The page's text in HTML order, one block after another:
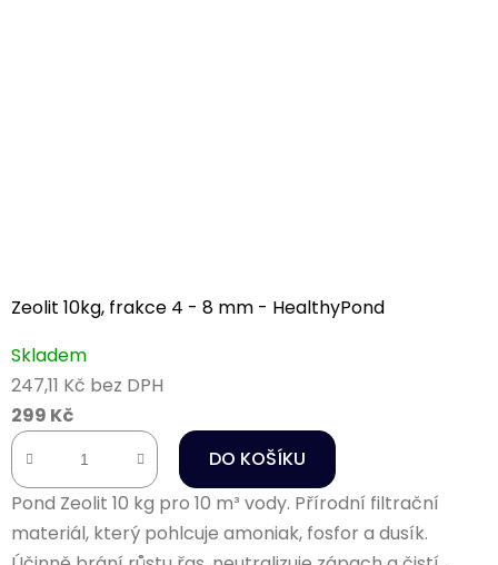
Zeolit 10kg, frakce 4 - 8 mm - HealthyPond
Skladem
247,11 Kč bez DPH
299 Kč
DO KOŠÍKU
Pond Zeolit 10 kg pro 10 m³ vody. Přírodní filtrační
materiál, který pohlcuje amoniak, fosfor a dusík.